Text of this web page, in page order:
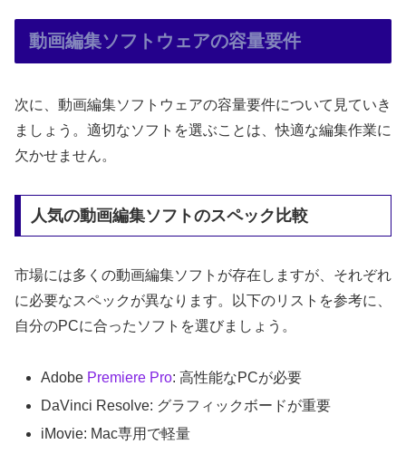
動画編集ソフトウェアの容量要件
次に、動画編集ソフトウェアの容量要件について見ていき
ましょう。適切なソフトを選ぶことは、快適な編集作業に
欠かせません。
人気の動画編集ソフトのスペック比較
市場には多くの動画編集ソフトが存在しますが、それぞれ
に必要なスペックが異なります。以下のリストを参考に、
自分のPCに合ったソフトを選びましょう。
Adobe Premiere Pro: 高性能なPCが必要
DaVinci Resolve: グラフィックボードが重要
iMovie: Mac専用で軽量